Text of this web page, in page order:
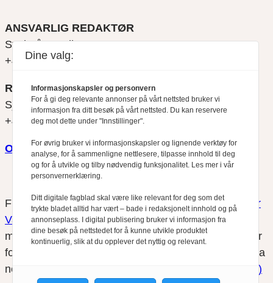
ANSVARLIG REDAKTØR
Svein Åge Eriksen
+47 900 79 547
REDAKTØR
Sjur Anda
+47 470 34 460
Om oss
Finansfokus arbeider etterRedaktørplakatenog
Vær
Varsom-plakatensregler for god presseskikk, som
medlem av Fagpressen. Finansfokus har ikke ansvar
for innhold på eksterne nettsider som det lenkes til fra
nettsidene. Vi benytter
informasjonskapsler (cookies)
Dine valg:
Informasjonskapsler og personvern
For å gi deg relevante annonser på vårt nettsted bruker vi
informasjon fra ditt besøk på vårt nettsted. Du kan reservere
deg mot dette under "Innstillinger".
For øvrig bruker vi informasjonskapsler og lignende verktøy for
analyse, for å sammenligne nettlesere, tilpasse innhold til deg
og for å utvikle og tilby nødvendig funksjonalitet. Les mer i vår
personvernerklæring.
Ditt digitale fagblad skal være like relevant for deg som det
trykte bladet alltid har vært – bade i redaksjonelt innhold og på
annonseplass. I digital publisering bruker vi informasjon fra
dine besøk på nettstedet for å kunne utvikle produktet
kontinuerlig, slik at du opplever det nyttig og relevant.